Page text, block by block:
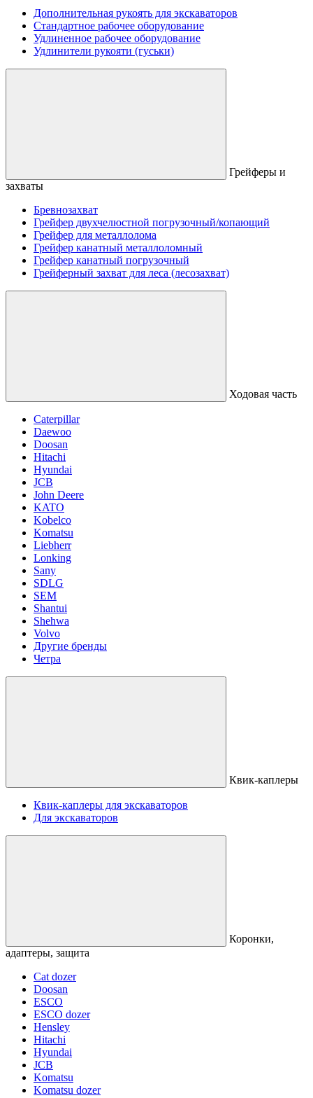
Дополнительная рукоять для экскаваторов
Стандартное рабочее оборудование
Удлиненное рабочее оборудование
Удлинители рукояти (гуськи)
Грейферы и
захваты
Бревнозахват
Грейфер двухчелюстной погрузочный/копающий
Грейфер для металлолома
Грейфер канатный металлоломный
Грейфер канатный погрузочный
Грейферный захват для леса (лесозахват)
Ходовая часть
Caterpillar
Daewoo
Doosan
Hitachi
Hyundai
JCB
John Deere
KATO
Kobelco
Komatsu
Liebherr
Lonking
Sany
SDLG
SEM
Shantui
Shehwa
Volvo
Другие бренды
Четра
Квик-каплеры
Квик-каплеры для экскаваторов
Для экскаваторов
Коронки,
адаптеры, защита
Cat dozer
Doosan
ESCO
ESCO dozer
Hensley
Hitachi
Hyundai
JCB
Komatsu
Komatsu dozer